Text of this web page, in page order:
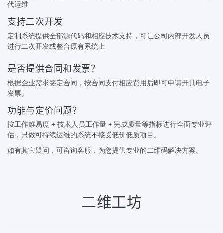
代运维
支持二次开发
定制系统提供全部源代码和相应技术支持，可让公司内部开发人员
进行二次开发或整合原有系统上
是否提供合同和发票？
根据企业需求签定合同，按合同支付相应费用后即可申请开具电子
发票。
功能与定价问题？
按工作难易度 + 技术人员工作量 + 完成质量等指标进行全面专业评
估，只做可持续运维的系统不接受低价低质项目。
如有其它疑问，可咨询客服，为您提供专业的二维码解决方案。
二维工坊